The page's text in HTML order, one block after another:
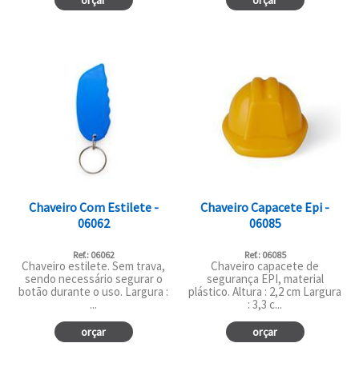
Chaveiro Com Estilete -
06062
Ref.: 06062
Chaveiro estilete. Sem trava,
sendo necessário segurar o
botão durante o uso. Largura :
...
orçar
Chaveiro Capacete Epi -
06085
Ref.: 06085
Chaveiro capacete de
segurança EPI, material
plástico. Altura : 2,2 cm Largura
: 3,3 c...
orçar